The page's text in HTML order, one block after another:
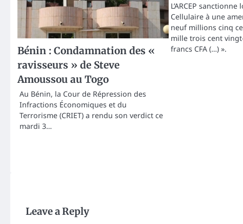
Bénin : Condamnation des «
ravisseurs » de Steve
Amoussou au Togo
Au Bénin, la Cour de Répression des
Infractions Économiques et du
Terrorisme (CRIET) a rendu son verdict ce
mardi 3…
L’ARCEP
Cellulaire à une
neuf millions cinq
mille trois cent
francs CFA (…) ».
Leave a Reply